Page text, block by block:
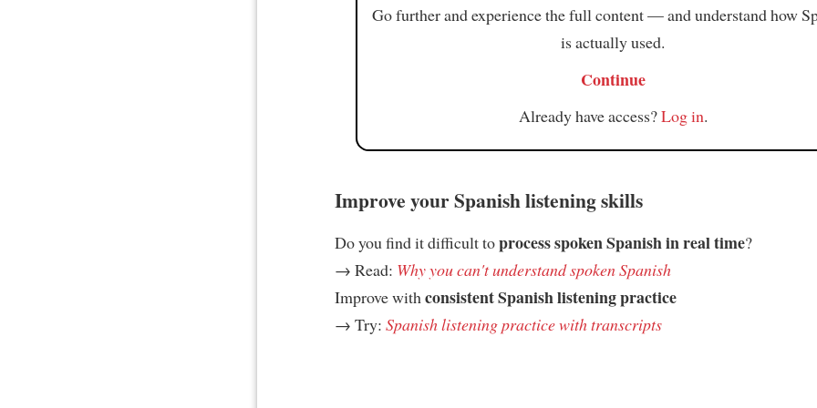
Go further and experience the full content — and understand how
is actually used.
Continue
Already have access?Log in.
Improve your Spanish listening skills
Do you find it difficult toprocess spoken Spanish in real time?
→ Read: Why you can't understand spoken Spanish
Improve with consistent Spanish listening practice
→ Try: Spanish listening practice with transcripts